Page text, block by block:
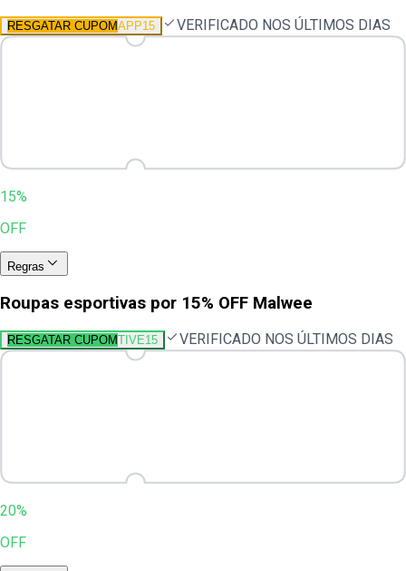
RESGATAR CUPOMAPP15 VERIFICADO NOS ÚLTIMOS DIAS
15%
OFF
Regras
Roupas esportivas por 15% OFF Malwee
RESGATAR CUPOMTIVE15 VERIFICADO NOS ÚLTIMOS DIAS
20%
OFF